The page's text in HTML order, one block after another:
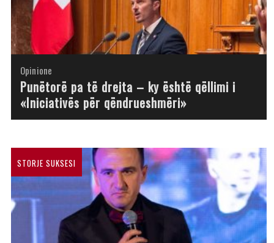
Opinione
Opinione
Punëtorë pa të drejta – ky është qëllimi i
«Iniciativës për qëndrueshmëri»
Opinione
Opinione
Opinione
Opinione
Opinione
Opinione
STORJE SUKSESI